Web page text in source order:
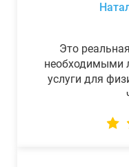
Это
необходимыми
услуги для